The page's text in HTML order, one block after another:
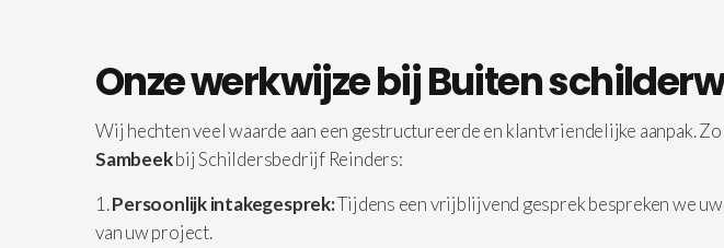
Onze werkwijze bij Buiten
Wij hechten veel waarde aan een gestructureerde en klantvriendelijke aanpak.
Sambeekbij Schildersbedrijf Reinders:
Persoonlijk intakegesprek:Tijdens een vrijblijvend gesprek bespreken we
van uw project.